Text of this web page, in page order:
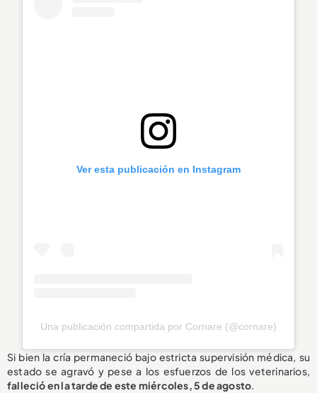
Ver esta publicación en Instagram
Una publicación compartida por Cornare (@cornare)
Si bien la cría permaneció bajo estricta supervisión médica, su
estado se agravó y pese a los esfuerzos de los veterinarios,
falleció en la tarde de este miércoles, 5 de agosto.